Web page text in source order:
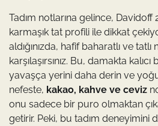
Tadım notlarına gelince,
karmaşık tat profili ile dikkat
aldığınızda, hafif baharatlı ve
karşılaşırsınız. Bu, damakta kalıcı
yavaşça yerini daha derin ve
nefeste, kakao, kahve ve ceviz
onu sadece bir puro olmaktan
getirir. Peki, bu tadım deneyimini